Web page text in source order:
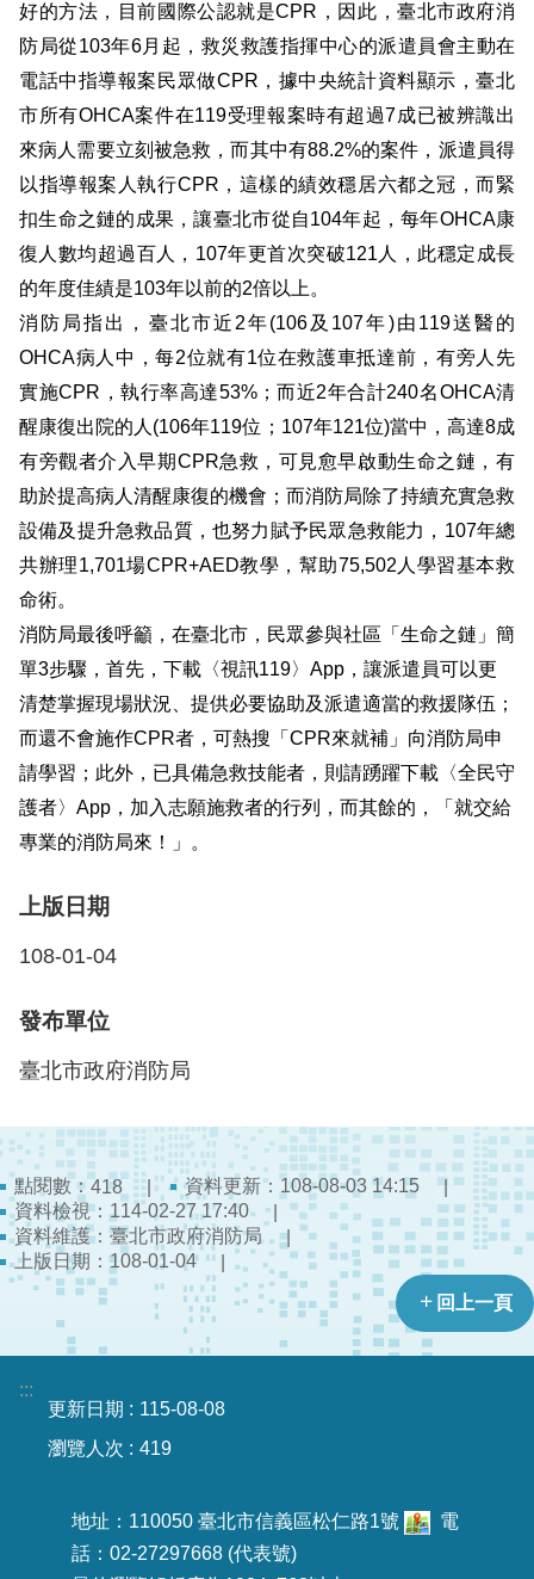
公
文
開
專
區
計
資
料
影
音
專
區
檔
案
應
用
榮
譽
榜
聯
絡
資
訊
相
連
光
案
專
區
揭
弊
者
保
護
區
個
好的方法，目前國際公認就是CPR ，因此，臺北市政府消
防局從103年6月起，救災救護指揮中心的派遣員會主動在
電話中指導報案民眾做CPR ，據中央統計資料顯示，臺北
市所有OHCA案件在119受理報案時有超過7成已被辨識出
來病人需要立刻被急救，而其中有88.2%的案件，派遣員得
以指導報案人執行CPR ，這樣的績效穩居六都之冠，而緊
扣生命之鏈的成果，讓臺北市從自104年起，每年OHCA康
復人數均超過百人， 107年更首次突破121 人，此穩定成長
的年度佳績是103年以前的2倍以上。
消防局指出，臺北市近 2年(106 及 107年)由 119送醫的
OHCA病人中，每2位就有1位在救護車抵達前，有旁人先
實施CPR ，執行率高達53%；而近2年合計240名OHCA清
醒康復出院的人 (106年119位； 107年121位)當中，高達8成
有旁觀者介入早期CPR急救，可見愈早啟動生命之鏈，有
助於提高病人清醒康復的機會；而消防局除了持續充實急救
設備及提升急救品質，也努力賦予民眾急救能力， 107年總
共辦理1,701場CPR+AED教學，幫助75,502 人學習基本救
命術。
消防局最後呼籲，在臺北市，民眾參與社區「生命之鏈」簡
單3步驟，首先，下載〈視訊119〉 App ，讓派遣員可以更
清楚掌握現場狀況、提供必要協助及派遣適當的救援隊伍；
而還不會施作CPR者，可熱搜「 CPR來就補」向消防局申
請學習；此外，已具備急救技能者，則請踴躍下載〈全民守
護者〉 App ，加入志願施救者的行列，而其餘的，「就交給
專業的消防局來！」。
上版日期
108-01-04
發布單位
臺北市政府消防局
點閱數：418
資料更新：108-08-03 14:15
資料檢視：114-02-27 17:40
資料維護：臺北市政府消防局
上版日期：108-01-04
回上一頁
:::
更新日期
115-08-08
瀏覽人次
419
地址：110050 臺北市信義區松仁路1號
電
話：02-27297668 (代表號)